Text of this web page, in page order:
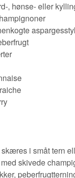
, hønse- eller
i småt tern
skivede